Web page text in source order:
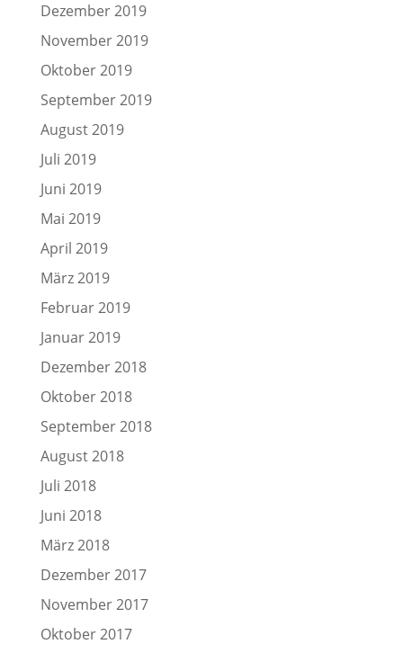
Dezember 2019
November 2019
Oktober 2019
September 2019
August 2019
Juli 2019
Juni 2019
Mai 2019
April 2019
März 2019
Februar 2019
Januar 2019
Dezember 2018
Oktober 2018
September 2018
August 2018
Juli 2018
Juni 2018
März 2018
Dezember 2017
November 2017
Oktober 2017